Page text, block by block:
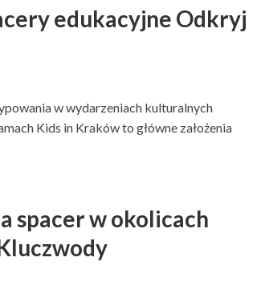
edukacyjne Odkryj
w wydarzeniach kulturalnych
Kids in Kraków to główne założenia
spacer w okolicach